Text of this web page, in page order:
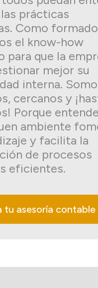
prácticas
Como
el know-how
para que la
mejor su
interna.
cercanos y
Porque
ambiente
y facilita la
de procesos
eficientes.
tu asesoría contable